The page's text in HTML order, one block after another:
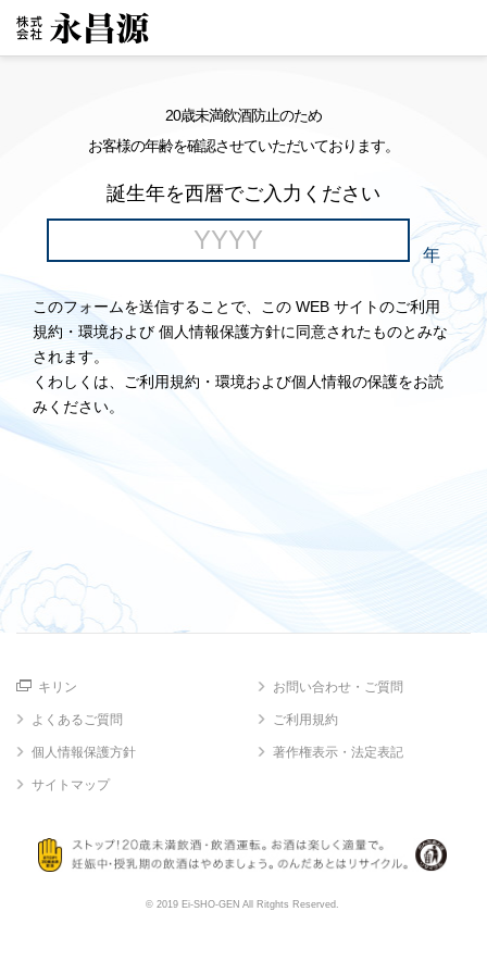
20歳未満飲酒防止のため
お客様の年齢を確認させていただいております。
誕生年を西暦でご入力ください
年
このフォームを送信することで、この WEB サイトのご利用
規約・環境および 個人情報保護方針に同意されたものとみな
されます。
くわしくは、ご利用規約・環境および個人情報の保護をお読
みください。
キリン お問い合わせ・ご質問
よくあるご質問 ご利用規約
個人情報保護方針 著作権表示・法定表記
サイトマップ
© 2019 Ei-SHO-GEN All Ritghts Reserved.